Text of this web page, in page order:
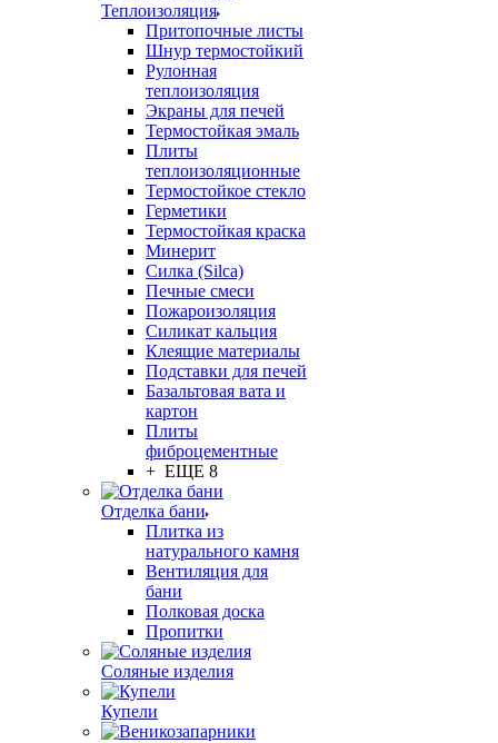
Теплоизоляция
Притопочные листы
Шнур термостойкий
Рулонная
теплоизоляция
Экраны для печей
Термостойкая эмаль
Плиты
теплоизоляционные
Термостойкое стекло
Герметики
Термостойкая краска
Минерит
Силка (Silca)
Печные смеси
Пожароизоляция
Силикат кальция
Клеящие материалы
Подставки для печей
Базальтовая вата и
картон
Плиты
фиброцементные
+ ЕЩЕ 8
Отделка бани
Плитка из
натурального камня
Вентиляция для
бани
Полковая доска
Пропитки
Соляные изделия
Купели